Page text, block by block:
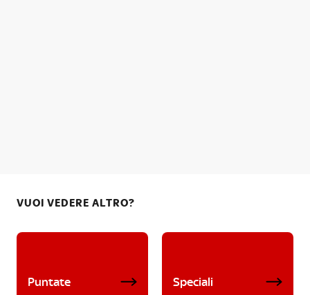
VUOI VEDERE ALTRO?
Puntate Speciali